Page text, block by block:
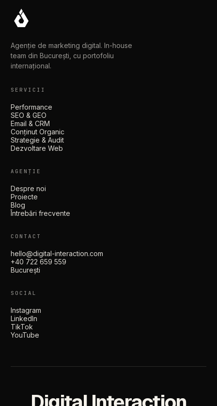
Agenție de marketing digital. In-house
team din București, cu portofoliu
internațional.
SERVICII
Performance
SEO & GEO
Email & CRM
Conținut Organic
Strategie & Audit
Dezvoltare Web
AGENȚIE
Despre noi
Proiecte
Blog
Întrebări frecvente
CONTACT
hello@digital-interaction.com
+40 722 659 559
București
SOCIAL
Instagram
LinkedIn
TikTok
YouTube